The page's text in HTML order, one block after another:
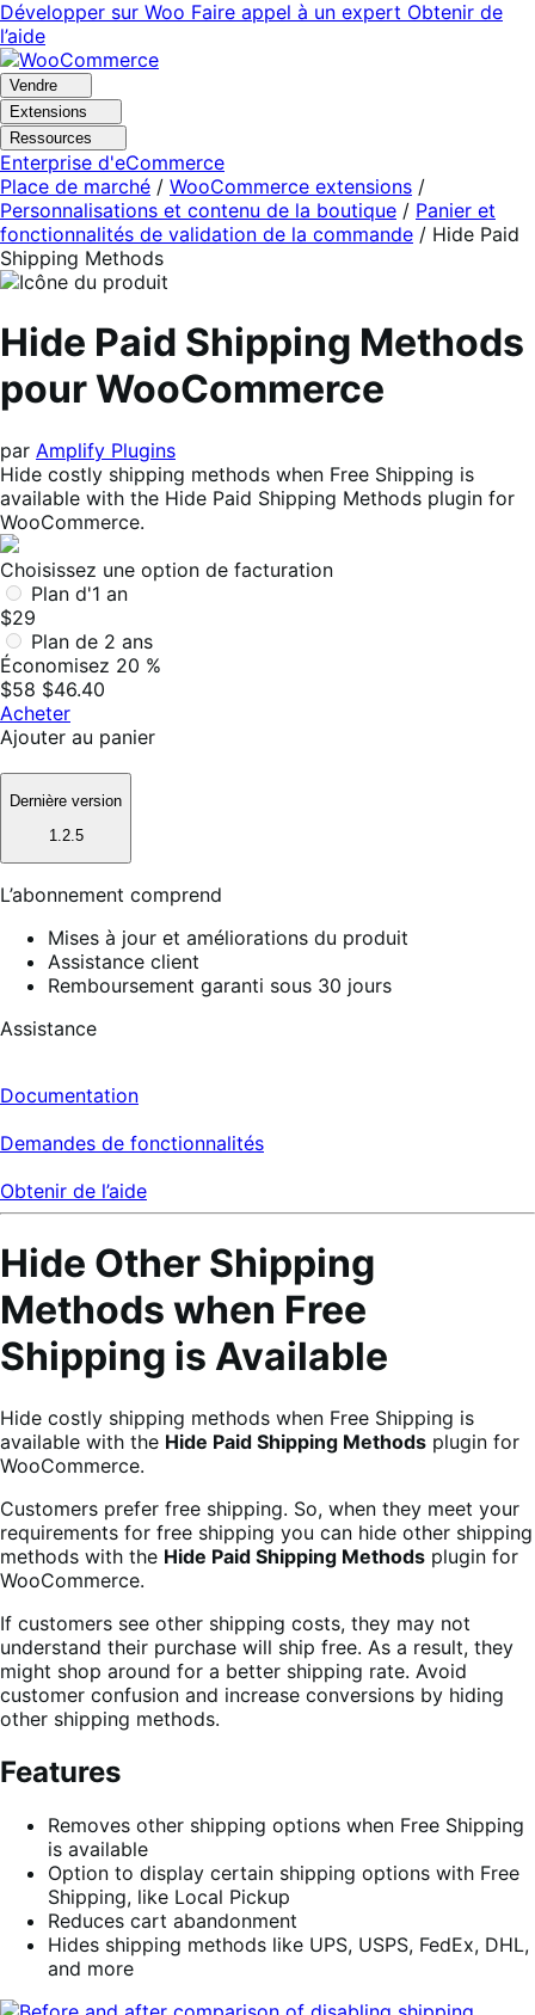
Aller
à
la
navigation
Aller
au
contenu
principal
Développer sur Woo Faire appel à un expert Obtenir de
l’aide
Vendre
Extensions
Ressources
Enterprise d'eCommerce
Place de marché / WooCommerce extensions /
Personnalisations et contenu de la boutique / Panier et
fonctionnalités de validation de la commande / Hide Paid
Shipping Methods
Hide Paid Shipping Methods
pour WooCommerce
par Amplify Plugins
Hide costly shipping methods when Free Shipping is
available with the Hide Paid Shipping Methods plugin for
WooCommerce.
Choisissez une option de facturation
Plan d'1 an
$29
Plan de 2 ans
Économisez 20 %
$58 $46.40
Acheter
Ajouter au panier
Dernière version
1.2.5
L’abonnement comprend
Mises à jour et améliorations du produit
Assistance client
Remboursement garanti sous 30 jours
Assistance
Documentation
Demandes de fonctionnalités
Obtenir de l’aide
Hide Other Shipping
Methods when Free
Shipping is Available
Hide costly shipping methods when Free Shipping is
available with the Hide Paid Shipping Methods plugin for
WooCommerce.
Customers prefer free shipping. So, when they meet your
requirements for free shipping you can hide other shipping
methods with the Hide Paid Shipping Methods plugin for
WooCommerce.
If customers see other shipping costs, they may not
understand their purchase will ship free. As a result, they
might shop around for a better shipping rate. Avoid
customer confusion and increase conversions by hiding
other shipping methods.
Features
Removes other shipping options when Free Shipping
is available
Option to display certain shipping options with Free
Shipping, like Local Pickup
Reduces cart abandonment
Hides shipping methods like UPS, USPS, FedEx, DHL,
and more